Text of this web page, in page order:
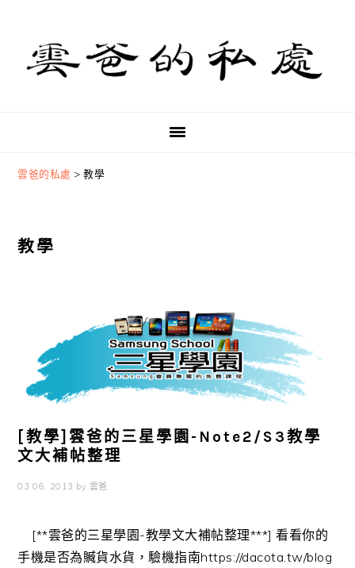
primary
navigation
content
primary
sidebar
雲爸的私處 >教學
教學
[教學]雲爸的三星學園-Note2/S3教學
文大補帖整理
03 06, 2013 by 雲爸
[**雲爸的三星學園-教學文大補帖整理***] 看看你的
手機是否為贓貨水貨，驗機指南https://dacota.tw/blog